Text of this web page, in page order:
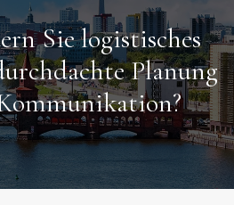
Sie logistisches
Planung